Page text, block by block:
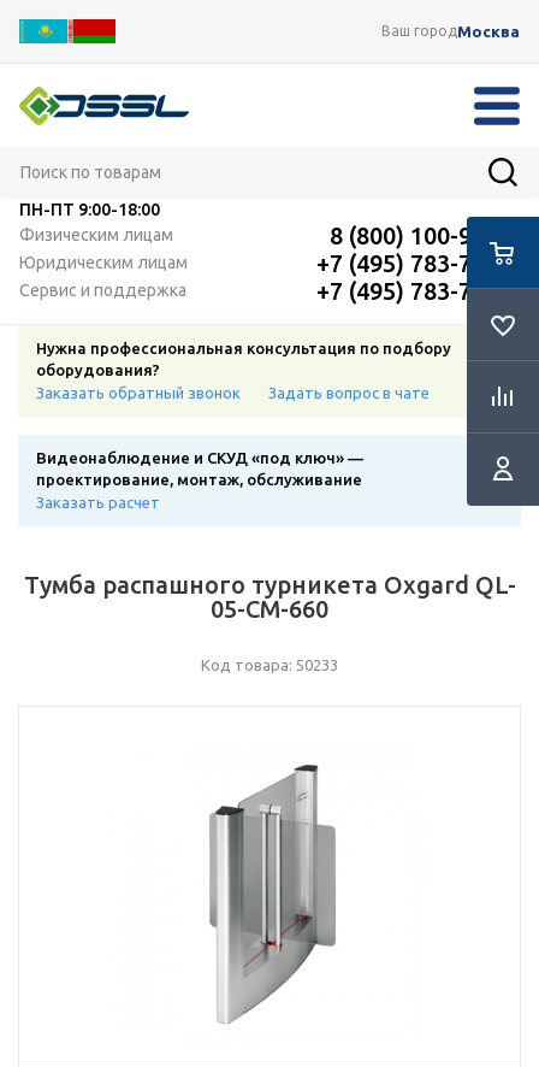
Ваш городМосква
ПН-ПТ 9:00-18:00
Физическим лицам
8 (800) 100-91-12
Юридическим лицам +7 (495) 783-72-87
Сервис и поддержка +7 (495) 783-72-87
Нужна профессиональная консультация по подбору
оборудования?
Заказать обратный звонок
Задать вопрос в чате
Видеонаблюдение и СКУД «под ключ» —
проектирование, монтаж, обслуживание
Заказать расчет
Тумба распашного турникета Oxgard QL-
05-CM-660
Код товара: 50233